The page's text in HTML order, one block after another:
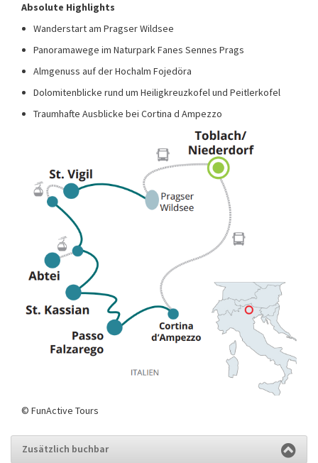
Absolute Highlights
Wanderstart am Pragser Wildsee
Panoramawege im Naturpark Fanes Sennes Prags
Almgenuss auf der Hochalm Fojedöra
Dolomitenblicke rund um Heiligkreuzkofel und Peitlerkofel
Traumhafte Ausblicke bei Cortina d Ampezzo
© FunActive Tours
Zusätzlich buchbar